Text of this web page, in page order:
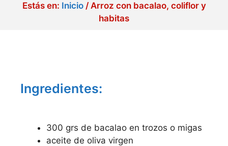
Estás en: Inicio/ Arroz con bacalao, coliflor y
habitas
Ingredientes:
300 grs de bacalao en trozos o migas
aceite de oliva virgen